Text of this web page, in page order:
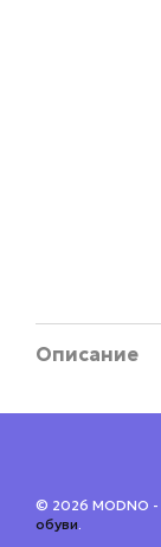
Описание
© 2026 MODNO -
обуви.